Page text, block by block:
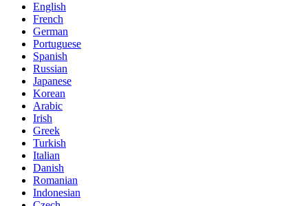
English
French
German
Portuguese
Spanish
Russian
Japanese
Korean
Arabic
Irish
Greek
Turkish
Italian
Danish
Romanian
Indonesian